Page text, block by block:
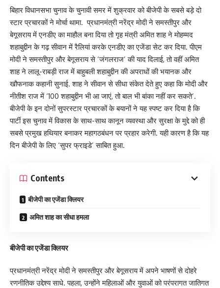
बिहार विधानसभा चुनाव के चुनावी समर में शुक्रवार को बीजेपी के सबसे बड़े दो
स्टार प्रचारकों ने मोर्चा थामा. प्रधानमंत्री नरेंद्र मोदी ने समस्तीपुर और
बेगूसराय में एनडीए का माहौल बना दिया तो गृह मंत्री अमित शाह ने मोहम्मद
शहाबुद्दीन के गढ़ सीवान में रैलियां करके एनडीए का एजेंडा सेट कर दिया. पीएम
मोदी ने समस्तीपुर और बेगूसराय से ‘जंगलराज’ की याद दिलाई, तो वहीं अमित
शाह ने लालू-राबड़ी राज में बाहुबली शहाबुद्दीन की अपराधों की भयानक और
खौफनाक कहानी सुनाई. शाह ने सीवान से सीधा संकेत देते हुए कहा कि मोदी और
नीतीश राज में ‘100 शहाबुद्दीन भी आ जाएं, तो बाल भी बांका नहीं कर सकते’.
बीजेपी के इन दोनों सुपरस्टार प्रचारकों के बयानों ने यह स्पष्ट कर दिया है कि
पार्टी इस चुनाव में विकास के साथ-साथ कानून व्यवस्था और सुरक्षा के मुद्दे को ही
सबसे प्रमुख हथियार बनाकर महागठबंधन पर प्रहार करेगी. यही कारण है कि यह
दिन बीजेपी के लिए ‘सुपर फ्राइडे’ साबित हुआ.
Contents
बीजेपी का एजेंडा क्लियर
अमित शाह का सीधा हमला
बीजेपी का एजेंडा क्लियर
प्रधानमंत्री नरेंद्र मोदी ने समस्तीपुर और बेगूसराय में अपने भाषणों से दोहरे
रणनीतिक उद्देश्य साधे. पहला, उन्होंने महिलाओं और युवाओं को परंपरागत जातिगत